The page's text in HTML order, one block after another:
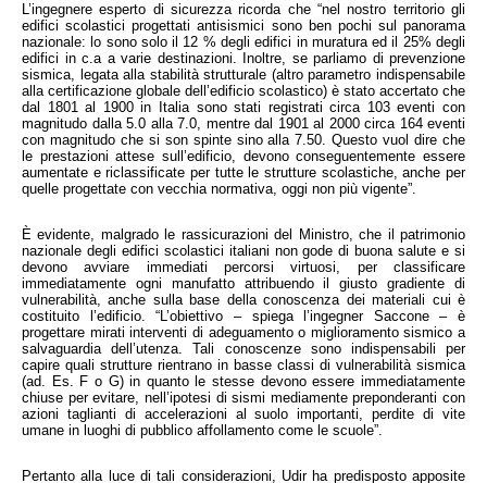
L’ingegnere esperto di sicurezza ricorda che “nel nostro territorio gli
edifici scolastici progettati antisismici sono ben pochi sul panorama
nazionale: lo sono solo il 12 % degli edifici in muratura ed il 25% degli
edifici in c.a a varie destinazioni. Inoltre, se parliamo di prevenzione
sismica, legata alla stabilità strutturale (altro parametro indispensabile
alla certificazione globale dell’edificio scolastico) è stato accertato che
dal 1801 al 1900 in Italia sono stati registrati circa 103 eventi con
magnitudo dalla 5.0 alla 7.0, mentre dal 1901 al 2000 circa 164 eventi
con magnitudo che si son spinte sino alla 7.50. Questo vuol dire che
le prestazioni attese sull’edificio, devono conseguentemente essere
aumentate e riclassificate per tutte le strutture scolastiche, anche per
quelle progettate con vecchia normativa, oggi non più vigente”.
È evidente, malgrado le rassicurazioni del Ministro, che il patrimonio
nazionale degli edifici scolastici italiani non gode di buona salute e si
devono avviare immediati percorsi virtuosi, per classificare
immediatamente ogni manufatto attribuendo il giusto gradiente di
vulnerabilità, anche sulla base della conoscenza dei materiali cui è
costituito l’edificio. “L’obiettivo – spiega l’ingegner Saccone – è
progettare mirati interventi di adeguamento o miglioramento sismico a
salvaguardia dell’utenza. Tali conoscenze sono indispensabili per
capire quali strutture rientrano in basse classi di vulnerabilità sismica
(ad. Es. F o G) in quanto le stesse devono essere immediatamente
chiuse per evitare, nell’ipotesi di sismi mediamente preponderanti con
azioni taglianti di accelerazioni al suolo importanti, perdite di vite
umane in luoghi di pubblico affollamento come le scuole”.